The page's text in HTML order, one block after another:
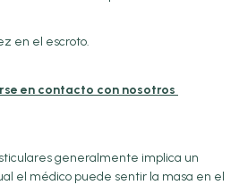
en el escroto.
en contacto con nosotros
generalmente implica un
el médico puede sentir la masa en el